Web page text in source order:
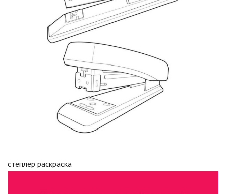
степлер раскраска